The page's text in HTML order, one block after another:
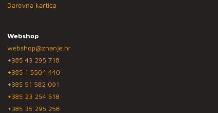
Darovna kartica
Webshop
webshop@znanje.hr
+385 43 295 718
+385 1 5504 440
+385 51 582 091
+385 23 254 518
+385 35 295 258